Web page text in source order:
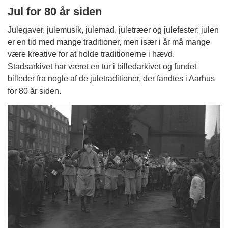
Jul for 80 år siden
Julegaver, julemusik, julemad, juletræer og julefester; julen
er en tid med mange traditioner, men især i år må mange
være kreative for at holde traditionerne i hævd.
Stadsarkivet har været en tur i billedarkivet og fundet
billeder fra nogle af de juletraditioner, der fandtes i Aarhus
for 80 år siden.